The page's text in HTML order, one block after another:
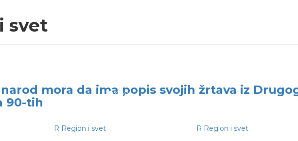
svet
mora da ima popis svojih žrtava iz
90-tih
R Region i svet R Region i svet